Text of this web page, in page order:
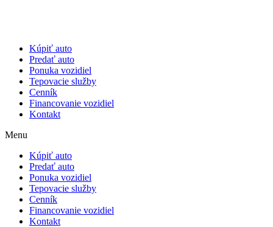
Kúpiť auto
Predať auto
Ponuka vozidiel
Tepovacie služby
Cenník
Financovanie vozidiel
Kontakt
Menu
Kúpiť auto
Predať auto
Ponuka vozidiel
Tepovacie služby
Cenník
Financovanie vozidiel
Kontakt